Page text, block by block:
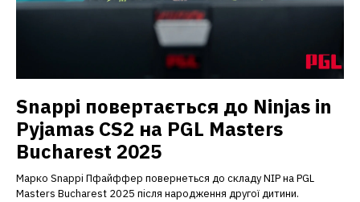
Snappi повертається до Ninjas in
Pyjamas CS2 на PGL Masters
Bucharest 2025
Марко Snappi Пфайффер повернеться до складу NIP на PGL
Masters Bucharest 2025 після народження другої дитини.